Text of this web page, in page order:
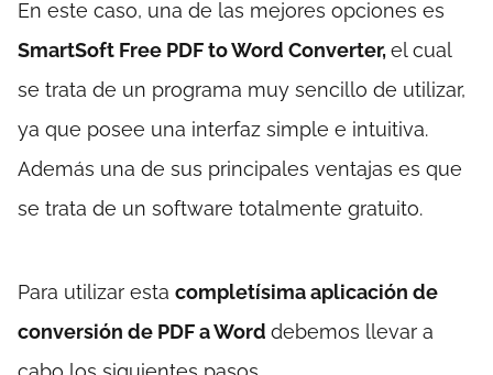
En este caso, una de las mejores opciones es
SmartSoft Free PDF to Word Converter,el cual
se trata de un programa muy sencillo de utilizar,
ya que posee una interfaz simple e intuitiva.
Además una de sus principales ventajas es que
se trata de un software totalmente gratuito.
Para utilizar esta completísima aplicación de
conversión de PDF a Word debemos llevar a